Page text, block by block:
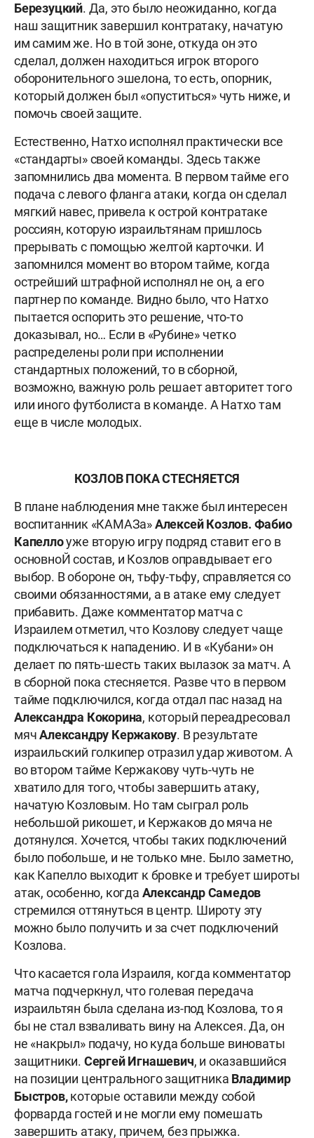
Березуцкий. Да, это было неожиданно, когда
наш защитник завершил контратаку, начатую
им самим же. Но в той зоне, откуда он это
сделал, должен находиться игрок второго
оборонительного эшелона, то есть, опорник,
который должен был «опуститься» чуть ниже, и
помочь своей защите.
Естественно, Натхо исполнял практически все
«стандарты» своей команды. Здесь также
запомнились два момента. В первом тайме его
подача с левого фланга атаки, когда он сделал
мягкий навес, привела к острой контратаке
россиян, которую израильтянам пришлось
прерывать с помощью желтой карточки. И
запомнился момент во втором тайме, когда
острейший штрафной исполнял не он, а его
партнер по команде. Видно было, что Натхо
пытается оспорить это решение, что-то
доказывал, но… Если в «Рубине» четко
распределены роли при исполнении
стандартных положений, то в сборной,
возможно, важную роль решает авторитет того
или иного футболиста в команде. А Натхо там
еще в числе молодых.
КОЗЛОВ ПОКА СТЕСНЯЕТСЯ
В плане наблюдения мне также был интересен
воспитанник «КАМАЗа»Алексей Козлов. Фабио
Капеллоуже вторую игру подряд ставит его в
основноЙ состав, и Козлов оправдывает его
выбор. В обороне он, тьфу-тьфу, справляется со
своими обязанностями, а в атаке ему следует
прибавить. Даже комментатор матча с
Израилем отметил, что Козлову следует чаще
подключаться к нападению. И в «Кубани» он
делает по пять-шесть таких вылазок за матч. А
в сборной пока стесняется. Разве что в первом
тайме подключился, когда отдал пас назад на
Александра Кокорина, который переадресовал
мячАлександру Кержакову. В результате
израильский голкипер отразил удар животом. А
во втором тайме Кержакову чуть-чуть не
хватило для того, чтобы завершить атаку,
начатую Козловым. Но там сыграл роль
небольшой рикошет, и Кержаков до мяча не
дотянулся. Хочется, чтобы таких подключений
было побольше, и не только мне. Было заметно,
как Капелло выходит к бровке и требует широты
атак, особенно, когда Александр Самедов
стремился оттянуться в центр. Широту эту
можно было получить и за счет подключений
Козлова.
Что касается гола Израиля, когда комментатор
матча подчеркнул, что голевая передача
израильтян была сделана из-под Козлова, то я
бы не стал взваливать вину на Алексея. Да, он
не «накрыл» подачу, но куда больше виноваты
защитники. Сергей Игнашевич, и оказавшийся
на позиции центрального защитника Владимир
Быстров,которые оставили между собой
форварда гостей и не могли ему помешать
завершить атаку, причем, без прыжка.